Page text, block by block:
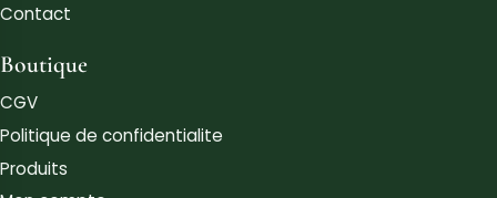
Contact
Boutique
CGV
Politique de confidentialite
Produits